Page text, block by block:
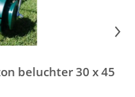
beluchter 30 x 45